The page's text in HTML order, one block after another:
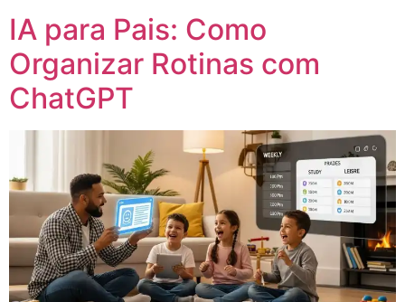
IA para Pais: Como
Organizar Rotinas com
ChatGPT